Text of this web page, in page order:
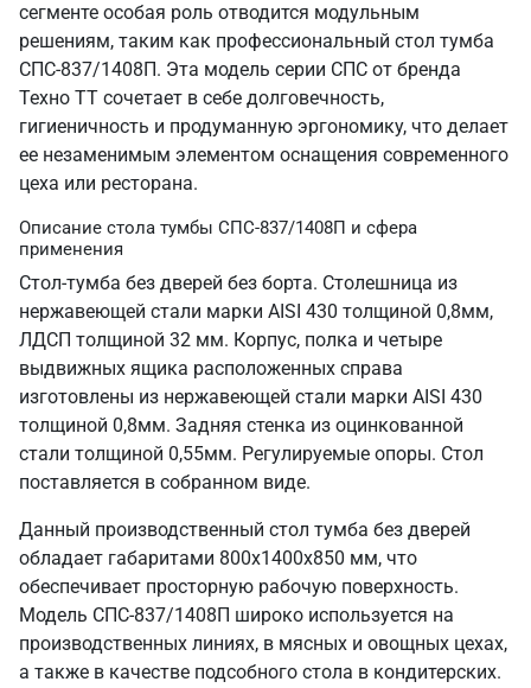
сегменте особая роль отводится модульным
решениям, таким как профессиональный стол тумба
СПС-837/1408П. Эта модель серии СПС от бренда
Техно ТТ сочетает в себе долговечность,
гигиеничность и продуманную эргономику, что делает
ее незаменимым элементом оснащения современного
цеха или ресторана.
Описание стола тумбы СПС-837/1408П и сфера
применения
Стол-тумба без дверей без борта. Столешница из
нержавеющей стали марки AISI 430 толщиной 0,8мм,
ЛДСП толщиной 32 мм. Корпус, полка и четыре
выдвижных ящика расположенных справа
изготовлены из нержавеющей стали марки AISI 430
толщиной 0,8мм. Задняя стенка из оцинкованной
стали толщиной 0,55мм. Регулируемые опоры. Стол
поставляется в собранном виде.
Данный производственный стол тумба без дверей
обладает габаритами 800х1400х850 мм, что
обеспечивает просторную рабочую поверхность.
Модель СПС-837/1408П широко используется на
производственных линиях, в мясных и овощных цехах,
а также в качестве подсобного стола в кондитерских.